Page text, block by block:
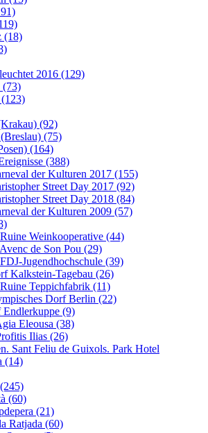
(18)
2016 (129)
(73)
(92)
(75)
(164)
(388)
der Kulturen 2017 (155)
Street Day 2017 (92)
Street Day 2018 (84)
der Kulturen 2009 (57)
Weinkooperative (44)
de Son Pou (29)
Jugendhochschule (39)
Kalkstein-Tagebau (26)
Teppichfabrik (11)
Dorf Berlin (22)
Endlerkuppe (9)
Eleousa (38)
Ilias (26)
Sant Feliu de Guixols. Park Hotel
(14)
(60)
(21)
Ratjada (60)